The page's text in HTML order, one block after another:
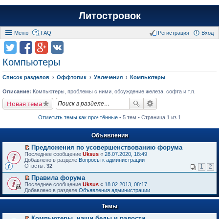
Литостровок
Меню FAQ Вход
Регистрация
Компьютеры
Список разделов Оффтопик Увлечения Компьютеры
Описание: Компьютеры, проблемы с ними, обсуждение железа, софта и т.п.
Новая тема
Отметить темы как прочтённые • 5 тем • Страница 1 из 1
Объявления
П
е
р
й
т
и
к
п
в
Предложения по усовершенствованию форума
Последнее сообщение Uksus « 28.07.2020, 18:49
Добавлено в разделе Вопросы к администрации
Ответы: 32 1 2
П
е
р
е
т
и
Правила форума
Последнее сообщение Uksus « 18.02.2013, 08:17
Добавлено в разделе Объявления администрации
Темы